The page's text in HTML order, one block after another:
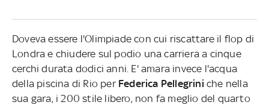
Doveva essere l'Olimpiade con cui riscattare il flop di
Londra e chiudere sul podio una carriera a cinque
cerchi durata dodici anni. E' amara invece l'acqua
della piscina di Rio per Federica Pellegrini che nella
sua gara, i 200 stile libero, non fa meglio del quarto